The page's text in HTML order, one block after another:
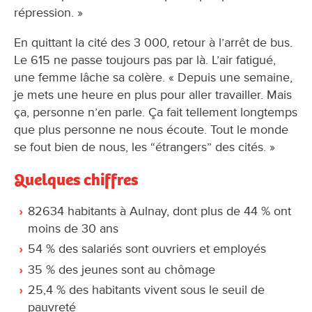
répression. »
En quittant la cité des 3 000, retour à l’arrêt de bus.
Le 615 ne passe toujours pas par là. L’air fatigué,
une femme lâche sa colère. « Depuis une semaine,
je mets une heure en plus pour aller travailler. Mais
ça, personne n’en parle. Ça fait tellement longtemps
que plus personne ne nous écoute. Tout le monde
se fout bien de nous, les “étrangers” des cités. »
Quelques chiffres
82634 habitants à Aulnay, dont plus de 44 % ont
moins de 30 ans
54 % des salariés sont ouvriers et employés
35 % des jeunes sont au chômage
25,4 % des habitants vivent sous le seuil de
pauvreté